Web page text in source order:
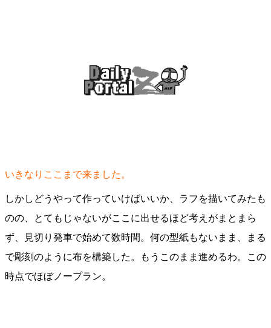
いきなりここまで来ました。
しかしどうやって作っていけばいいか、ラフを描いてみたも
のの、とてもじゃないがここに出せるほど考えがまとまら
ず、見切り発車で始めて数時間。何の型紙もないまま、まる
で彫刻のように布を構築した。もうこのまま進めるわ。この
時点でほぼノープラン。